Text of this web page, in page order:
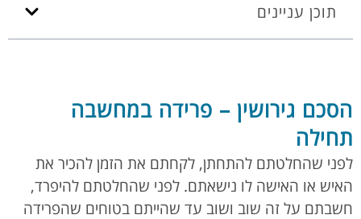
תוכן עניינים
הסכם גירושין – פרידה במחשבה
תחילה
לפני שהחלטתם להתחתן, לקחתם את הזמן להכיר את
האיש או האישה לו נישאתם. לפני שהחלטתם להיפרד,
חשבתם על זה שוב ושוב עד שהייתם בטוחים שהפרידה